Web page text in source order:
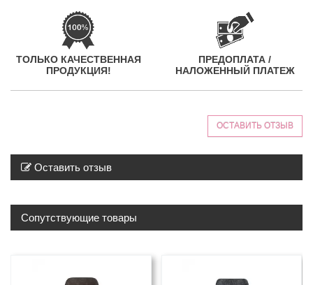
ТОЛЬКО КАЧЕСТВЕННАЯ
ПРОДУКЦИЯ!
ПРЕДОПЛАТА /
НАЛОЖЕННЫЙ ПЛАТЕЖ
ОСТАВИТЬ ОТЗЫВ
Оставить отзыв
Сопутствующие товары